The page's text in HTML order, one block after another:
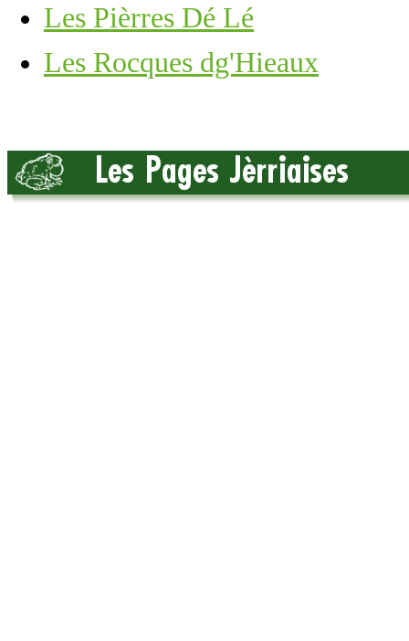
Les Pièrres Dé Lé
Les Rocques dg'Hieaux